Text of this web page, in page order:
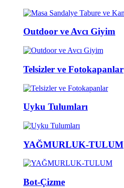
Outdoor ve Avcı Giyim
Telsizler ve Fotokapanlar
Uyku Tulumları
YAĞMURLUK-TULUM
Bot-Çizme